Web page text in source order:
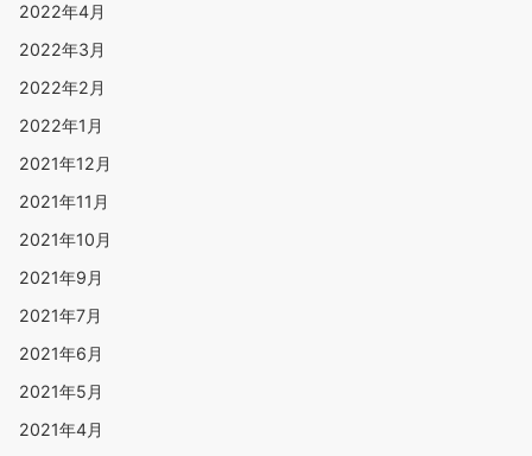
2022年4月
2022年3月
2022年2月
2022年1月
2021年12月
2021年11月
2021年10月
2021年9月
2021年7月
2021年6月
2021年5月
2021年4月